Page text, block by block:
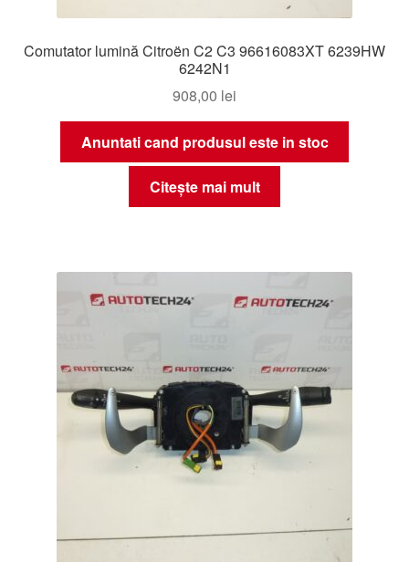
Comutator lumină Citroën C2 C3 96616083XT 6239HW
6242N1
908,00 lei
Anuntati cand produsul este in stoc
Citește mai mult